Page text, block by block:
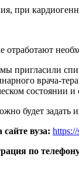
при
отработают
пригласили
врача-
состоянии
будет
вуза:
по